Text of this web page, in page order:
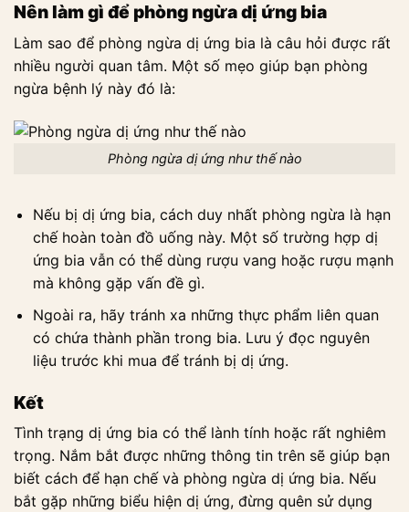
Nên làm gì để phòng ngừa dị ứng bia
Làm sao để phòng ngừa dị ứng bia là câu hỏi được rất
nhiều người quan tâm. Một số mẹo giúp bạn phòng
ngừa bệnh lý này đó là:
Phòng ngừa dị ứng như thế nào
Nếu bị dị ứng bia, cách duy nhất phòng ngừa là hạn
chế hoàn toàn đồ uống này. Một số trường hợp dị
ứng bia vẫn có thể dùng rượu vang hoặc rượu mạnh
mà không gặp vấn đề gì.
Ngoài ra, hãy tránh xa những thực phẩm liên quan
có chứa thành phần trong bia. Lưu ý đọc nguyên
liệu trước khi mua để tránh bị dị ứng.
Kết
Tình trạng dị ứng bia có thể lành tính hoặc rất nghiêm
trọng. Nắm bắt được những thông tin trên sẽ giúp bạn
biết cách để hạn chế và phòng ngừa dị ứng bia. Nếu
bắt gặp những biểu hiện dị ứng, đừng quên sử dụng